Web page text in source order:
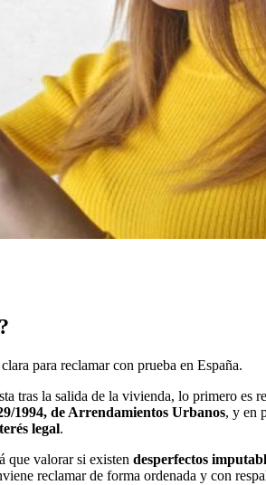
para reclamar con prueba en España.
tras la salida de la vivienda, lo primero es
1994, de Arrendamientos Urbanos, y en
legal.
que valorar si existen desperfectos
reclamar de forma ordenada y con